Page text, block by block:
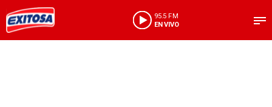
95.5 FM
EN VIVO